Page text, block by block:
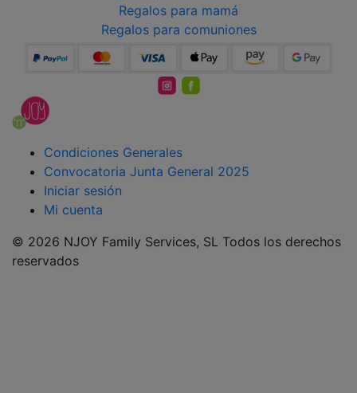
Regalos para mamá
Regalos para comuniones
Condiciones Generales
Convocatoria Junta General 2025
Iniciar sesión
Mi cuenta
© 2026 NJOY Family Services, SL Todos los derechos
reservados